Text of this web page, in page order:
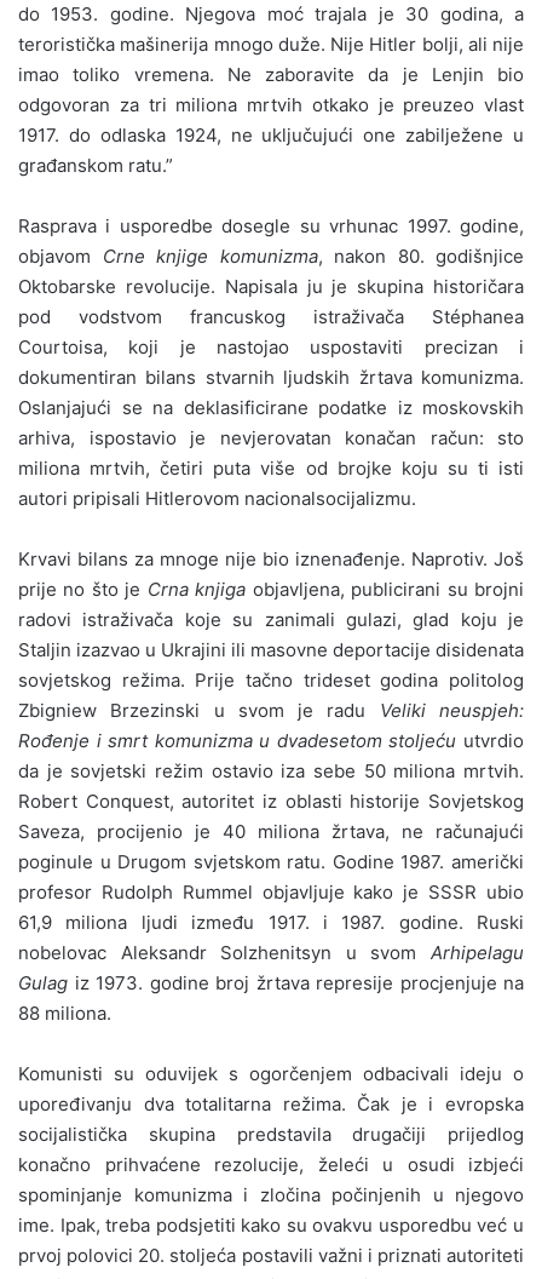
do 1953. godine. Njegova moć trajala je 30 godina, a
teroristička mašinerija mnogo duže. Nije Hitler bolji, ali nije
imao toliko vremena. Ne zaboravite da je Lenjin bio
odgovoran za tri miliona mrtvih otkako je preuzeo vlast
1917. do odlaska 1924, ne uključujući one zabilježene u
građanskom ratu.”
Rasprava i usporedbe dosegle su vrhunac 1997. godine,
objavom Crne knjige komunizma, nakon 80. godišnjice
Oktobarske revolucije. Napisala ju je skupina historičara
pod vodstvom francuskog istraživača Stéphanea
Courtoisa, koji je nastojao uspostaviti precizan i
dokumentiran bilans stvarnih ljudskih žrtava komunizma.
Oslanjajući se na deklasificirane podatke iz moskovskih
arhiva, ispostavio je nevjerovatan konačan račun: sto
miliona mrtvih, četiri puta više od brojke koju su ti isti
autori pripisali Hitlerovom nacionalsocijalizmu.
Krvavi bilans za mnoge nije bio iznenađenje. Naprotiv. Još
prije no što je Crna knjiga objavljena, publicirani su brojni
radovi istraživača koje su zanimali gulazi, glad koju je
Staljin izazvao u Ukrajini ili masovne deportacije disidenata
sovjetskog režima. Prije tačno trideset godina politolog
Zbigniew Brzezinski u svom je radu Veliki neuspjeh:
Rođenje i smrt komunizma u dvadesetom stoljeću utvrdio
da je sovjetski režim ostavio iza sebe 50 miliona mrtvih.
Robert Conquest, autoritet iz oblasti historije Sovjetskog
Saveza, procijenio je 40 miliona žrtava, ne računajući
poginule u Drugom svjetskom ratu. Godine 1987. američki
profesor Rudolph Rummel objavljuje kako je SSSR ubio
61,9 miliona ljudi između 1917. i 1987. godine. Ruski
nobelovac Aleksandr Solzhenitsyn u svom Arhipelagu
Gulag iz 1973. godine broj žrtava represije procjenjuje na
88 miliona.
Komunisti su oduvijek s ogorčenjem odbacivali ideju o
upoređivanju dva totalitarna režima. Čak je i evropska
socijalistička skupina predstavila drugačiji prijedlog
konačno prihvaćene rezolucije, želeći u osudi izbjeći
spominjanje komunizma i zločina počinjenih u njegovo
ime. Ipak, treba podsjetiti kako su ovakvu usporedbu već u
prvoj polovici 20. stoljeća postavili važni i priznati autoriteti